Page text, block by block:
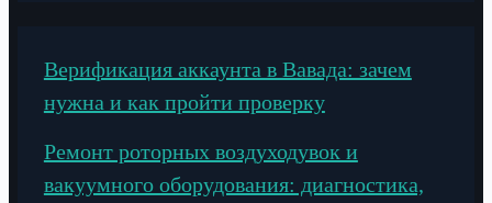
Верификация аккаунта в Вавада: зачем
нужна и как пройти проверку
Ремонт роторных воздуходувок и
вакуумного оборудования: диагностика,